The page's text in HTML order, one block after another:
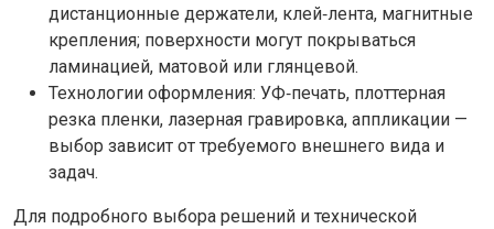
дистанционные держатели, клей‑лента, магнитные
крепления; поверхности могут покрываться
ламинацией, матовой или глянцевой.
Технологии оформления: УФ‑печать, плоттерная
резка пленки, лазерная гравировка, аппликации —
выбор зависит от требуемого внешнего вида и
задач.
Для подробного выбора решений и технической